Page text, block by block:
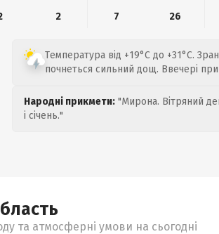
2 7 26
Температура від +19°C до +31°C.
почнеться сильний дощ. Ввечері
Народні прикмети: "Мирона. Вітряний
і січень."
та атмосферні умови на сьогодні